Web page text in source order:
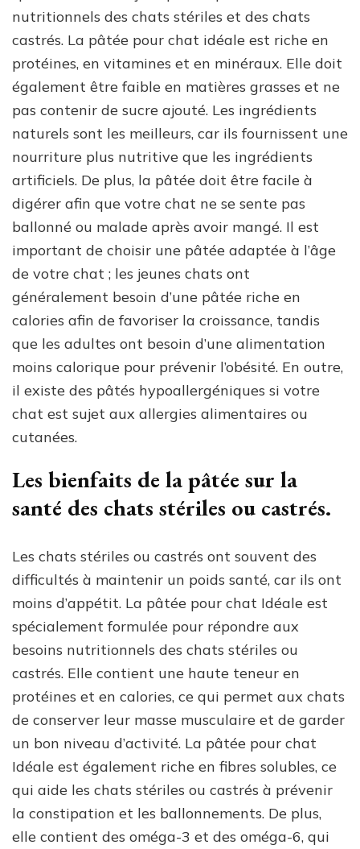
nutritionnels des chats stériles et des chats
castrés. La pâtée pour chat idéale est riche en
protéines, en vitamines et en minéraux. Elle doit
également être faible en matières grasses et ne
pas contenir de sucre ajouté. Les ingrédients
naturels sont les meilleurs, car ils fournissent une
nourriture plus nutritive que les ingrédients
artificiels. De plus, la pâtée doit être facile à
digérer afin que votre chat ne se sente pas
ballonné ou malade après avoir mangé. Il est
important de choisir une pâtée adaptée à l’âge
de votre chat ; les jeunes chats ont
généralement besoin d’une pâtée riche en
calories afin de favoriser la croissance, tandis
que les adultes ont besoin d’une alimentation
moins calorique pour prévenir l’obésité. En outre,
il existe des pâtés hypoallergéniques si votre
chat est sujet aux allergies alimentaires ou
cutanées.
Les bienfaits de la pâtée sur la
santé des chats stériles ou castrés.
Les chats stériles ou castrés ont souvent des
difficultés à maintenir un poids santé, car ils ont
moins d’appétit. La pâtée pour chat Idéale est
spécialement formulée pour répondre aux
besoins nutritionnels des chats stériles ou
castrés. Elle contient une haute teneur en
protéines et en calories, ce qui permet aux chats
de conserver leur masse musculaire et de garder
un bon niveau d’activité. La pâtée pour chat
Idéale est également riche en fibres solubles, ce
qui aide les chats stériles ou castrés à prévenir
la constipation et les ballonnements. De plus,
elle contient des oméga-3 et des oméga-6, qui